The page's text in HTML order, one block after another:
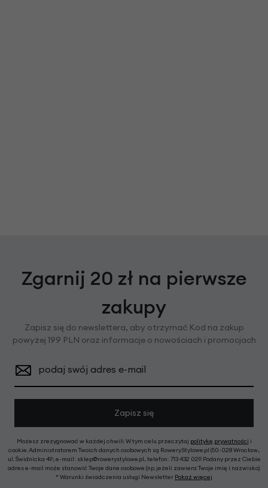
Zgarnij 20 zł na pierwsze
zakupy
Zapisz się do newslettera, aby otrzymać Kod na zakup
powyżej 199 PLN oraz informacje o nowościach i promocjach
podaj swój adres e-mail
Zapisz się
Możesz zrezygnować w każdej chwili. W tym celu przeczytaj politykę prywatności i
cookie. Administratorem Twoich danych osobowych są RoweryStylowe.pl (50-028 Wrocław,
ul. Świdnicka 49; e-mail: sklep@rowerystylowe.pl, telefon: 713 432 029. Podany przez Ciebie
adres e-mail może stanowić Twoje dane osobowe (np. jeżeli zawiera Twoje imię i nazwisko).
* Warunki świadczenia usługi Newsletter Pokaż więcej